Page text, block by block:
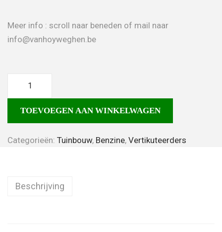
Meer info : scroll naar beneden of mail naar
info@vanhoyweghen.be
TOEVOEGEN AAN WINKELWAGEN
Categorieën: Tuinbouw, Benzine, Vertikuteerders
Beschrijving